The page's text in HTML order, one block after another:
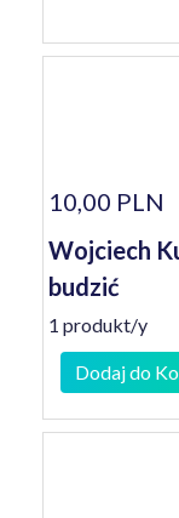
10,00 PLN
Wojciech
budzić
1 produkt/y
Dodaj do